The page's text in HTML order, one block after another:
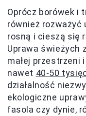
Oprócz borówek i
również rozważyć
rosną i cieszą się
Uprawa świeżych
małej przestrzeni
nawet 40-50
działalność
ekologiczne
fasola czy dynie,